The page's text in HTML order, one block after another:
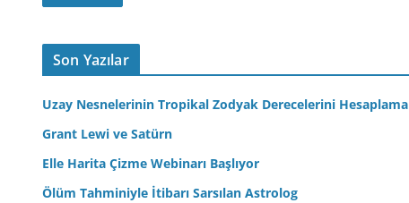
t
d
r
i
n
Son Yazılar
Uzay Nesnelerinin Tropikal Zodyak Derecelerini Hesaplama
Grant Lewi ve Satürn
Elle Harita Çizme Webinarı Başlıyor
Ölüm Tahminiyle İtibarı Sarsılan Astrolog